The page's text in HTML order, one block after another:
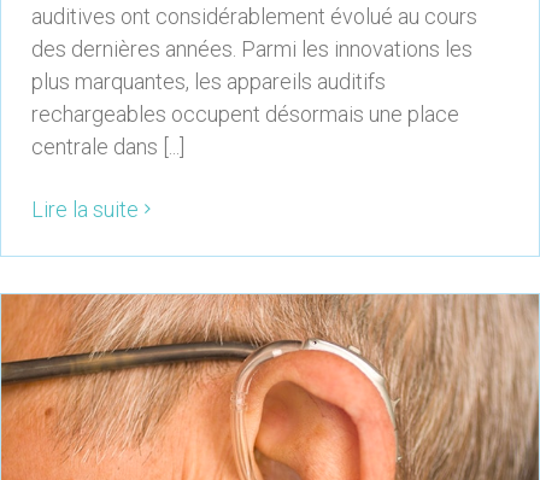
auditives ont considérablement évolué au cours
des dernières années. Parmi les innovations les
plus marquantes, les appareils auditifs
rechargeables occupent désormais une place
centrale dans [...]
Lire la suite